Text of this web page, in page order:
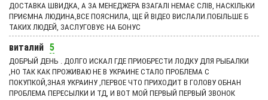
ДОСТАВКА ШВИДКА, А ЗА МЕНЕДЖЕРА ВЗАГАЛІ НЕМАЄ СЛІВ, НАСКІЛЬКИ
ПРИЄМНА ЛЮДИНА,ВСЕ ПОЯСНИЛА, ЩЕ Й ВІДЕО ВИСЛАЛИ.ПОБІЛЬШЕ Б
ТАКИХ ЛЮДЕЙ, ЗАСЛУГОВУЄ НА БОНУС
виталий 5
ДОБРЫЙ ДЕНЬ . ДОЛГО ИСКАЛ ГДЕ ПРИОБРЕСТИ ЛОДКУ ДЛЯ РЫБАЛКИ
,НО ТАК КАК ПРОЖИВАЮ НЕ В УКРАИНЕ СТАЛО ПРОБЛЕМА С
ПОКУПКОЙ,ЗНАЯ УКРАИНУ ,ПЕРВОЕ ЧТО ПРИХОДИТ В ГОЛОВУ ОБНАН
ПРОБЛЕМА ПЕРЕСЫЛКИ И ТД, И ВОТ МОЙ ПЕРВЫЙ ПЕРВЫЙ ЗВОНОК